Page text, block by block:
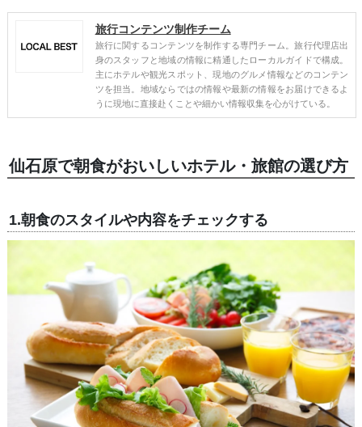
旅行コンテンツ制作チーム
旅行に関するコンテンツを制作する専門チーム。旅行代理店出
身のスタッフと地域の情報に精通したローカルガイドで構成。
主にホテルや観光スポット、現地のグルメ情報などのコンテン
ツを担当。地域ならではの情報や最新の情報をお届けできるよ
うに現地に直接赴くことや細かい情報収集を心がけている。
仙石原で朝食がおいしいホテル・旅館の選び方
1.朝食のスタイルや内容をチェックする